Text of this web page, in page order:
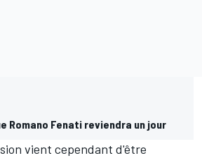
Romano Fenati reviendra un jour
vient cependant d'être